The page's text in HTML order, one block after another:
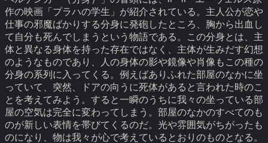
作の映画「プラハの学生」が紹介されている。主人公が恋や
仕事の邪魔ばかりする分身に発砲したところ、胸から出血し
て自分も死んでしまうという物語である。この分身とは、主
体と異なる身体を持った存在ではなく、主体が生みだす幻想
のようなものであり、人の身体の影や鏡像や肖像もこの種の
分身の系列に入ってくる。 例えばありふれた部屋のなかに坐
っていて、突然、ドアの向うに死体があると言われた時のこ
とを考えてみよう。すると一瞬のうちに我々の坐っている部
屋の空気は完全に変わってしまう。部屋のなかのすべてのも
のが新しい表情を帯びてくるのだ。光や雰囲気がちがったも
のになり、物は我々が心で考えているとおりのものとなる。